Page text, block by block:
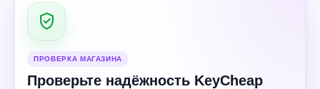
ПРОВЕРКА МАГАЗИНА
Проверьте надёжность KeyCheap